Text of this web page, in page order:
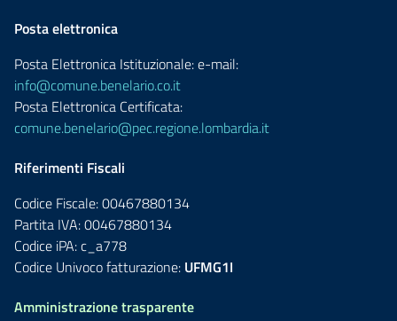
Posta elettronica
Posta Elettronica Istituzionale: e-mail:
info@comune.benelario.co.it
Posta Elettronica Certificata:
comune.benelario@pec.regione.lombardia.it
Riferimenti Fiscali
Codice Fiscale: 00467880134
Partita IVA: 00467880134
Codice iPA: c_a778
Codice Univoco fatturazione: UFMG1I
Amministrazione trasparente